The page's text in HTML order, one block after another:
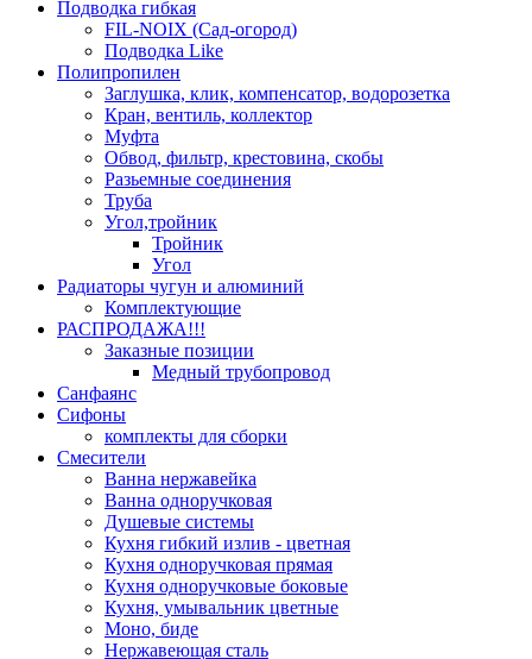
Подводка гибкая
FIL-NOIX (Сад-огород)
Подводка Like
Полипропилен
Заглушка, клик, компенсатор, водорозетка
Кран, вентиль, коллектор
Муфта
Обвод, фильтр, крестовина, скобы
Разьемные соединения
Труба
Угол,тройник
Тройник
Угол
Радиаторы чугун и алюминий
Комплектующие
РАСПРОДАЖА!!!
Заказные позиции
Медный трубопровод
Санфаянс
Сифоны
комплекты для сборки
Смесители
Ванна нержавейка
Ванна одноручковая
Душевые системы
Кухня гибкий излив - цветная
Кухня одноручковая прямая
Кухня одноручковые боковые
Кухня, умывальник цветные
Моно, биде
Нержавеющая сталь